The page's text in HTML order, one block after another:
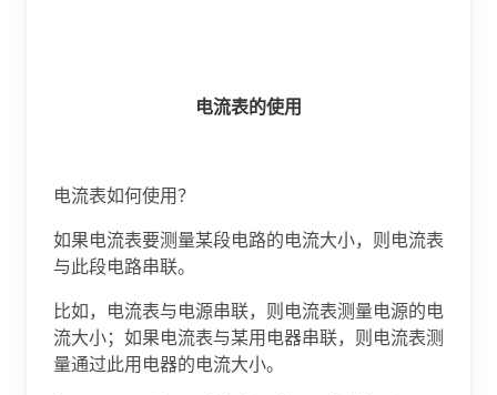
电流表的使用
电流表如何使用？
如果电流表要测量某段电路的电流大小，则电流表
与此段电路串联。
比如，电流表与电源串联，则电流表测量电源的电
流大小；如果电流表与某用电器串联，则电流表测
量通过此用电器的电流大小。